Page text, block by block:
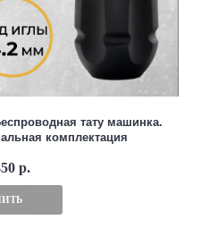
тату машинка.
комплектация
р.